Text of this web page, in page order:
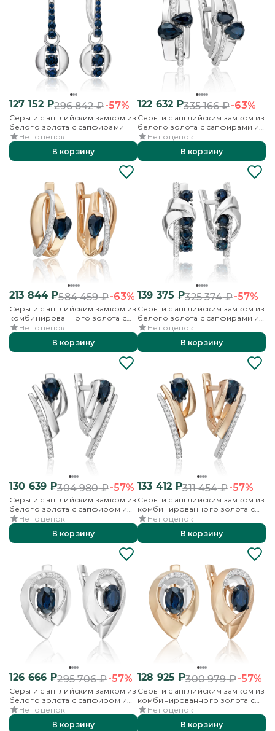
127 152 ₽296 842₽-57%
Серьги с английским замком из
белого золота с сапфирами
Нет оценок
В корзину
122 632 ₽335 166₽-63%
Серьги с английским замком из
белого золота с сапфирами и
бриллиантами
Нет оценок
В корзину
213 844 ₽584 459₽-63%
Серьги с английским замком из
комбинированного золота с
сапфиром и бриллиантами
Нет оценок
В корзину
139 375 ₽325 374₽-57%
Серьги с английским замком из
белого золота с сапфирами и
бриллиантами
Нет оценок
В корзину
130 639 ₽304 980₽-57%
Серьги с английским замком из
белого золота с сапфиром и
бриллиантами
Нет оценок
В корзину
133 412 ₽311 454₽-57%
Серьги с английским замком из
комбинированного золота с
сапфиром и бриллиантами
Нет оценок
В корзину
126 666 ₽295 706₽-57%
Серьги с английским замком из
белого золота с сапфиром и
бриллиантами
Нет оценок
В корзину
128 925 ₽300 979₽-57%
Серьги с английским замком из
комбинированного золота с
сапфиром и бриллиантами
Нет оценок
В корзину